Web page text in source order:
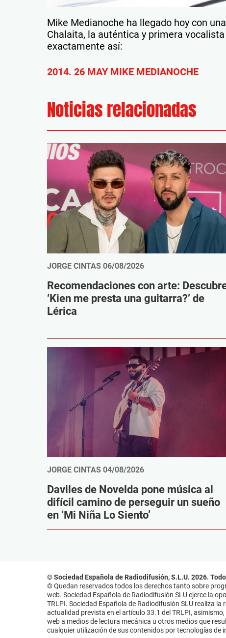
Mike Medianoche ha llegado hoy con
Chalaita, la auténtica y primera
exactamente así:
2014. 26 MAY MIKE MEDIANOCHE
Noticias relacionadas
JORGE CINTAS 06/08/2026
Recomendaciones con arte:
‘Kien me presta una guitarra?’ de
Lérica
JORGE CINTAS 04/08/2026
Daviles de Novelda pone música al
difícil camino de perseguir un sueño
en ‘Mi Niña Lo Siento’
© Sociedad Española de Radiodifusión, S.L.U. 2026.
© Quedan reservados todos los derechos tanto sobre
web. Sociedad Española de Radiodifusión SLU ejerce la
TRLPI. Sociedad Española de Radiodifusión SLU realiza
actualidad prevista en el artículo 33.1 del TRLPI,
web a medios de lectura mecánica u otros medios que
cualquier utilización de sus contenidos por tecnologías